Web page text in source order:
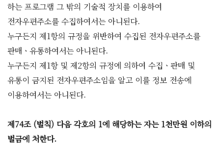
하는 프로그램 그 밖의 기술적 장치를 이용하여
전자우편주소를 수집하여서는 아니된다.
누구든지 제1항의 규정을 위반하여 수집된 전자우편주소를
판매ㆍ유통하여서는 아니된다.
누구든지 제1항 및 제2항의 규정에 의하여 수집ㆍ판매 및
유통이 금지된 전자우편주소임을 알고 이를 정보 전송에
이용하여서는 아니된다.
제74조 (벌칙) 다음 각호의 1에 해당하는 자는 1천만원 이하의
벌금에 처한다.